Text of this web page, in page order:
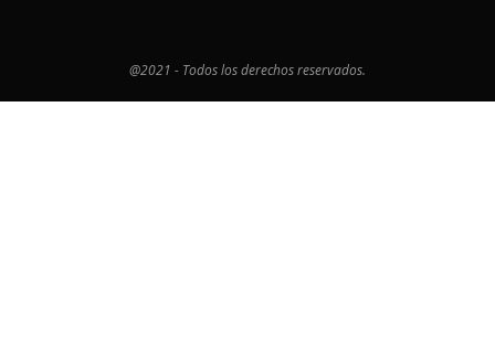
@2021 - Todos los derechos reservados.